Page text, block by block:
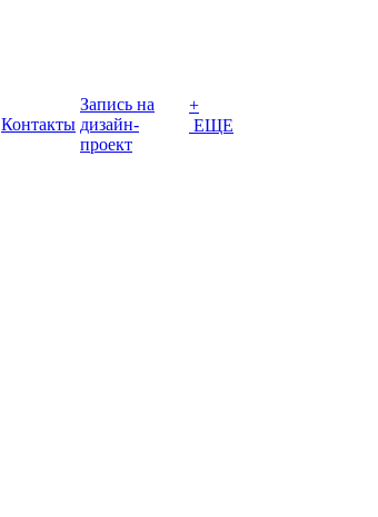
Контакты
Запись на
дизайн-
проект
+
ЕЩЕ